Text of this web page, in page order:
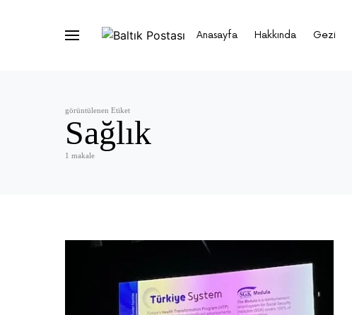
Anasayfa Hakkında Gezi
görüntülenen Etiket
Sağlık
1 makale